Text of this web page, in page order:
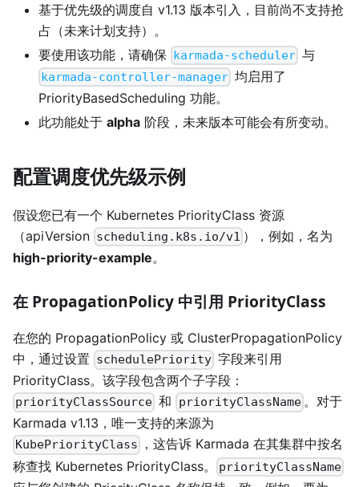
基于优先级的调度自 v1.13 版本引入，目前尚不支持抢
占（未来计划支持）。
要使用该功能，请确保 karmada-scheduler 与
karmada-controller-manager 均启用了
PriorityBasedScheduling 功能。
此功能处于 alpha 阶段，未来版本可能会有所变动。
配置调度优先级示例
假设您已有一个 Kubernetes PriorityClass 资源
（apiVersion scheduling.k8s.io/v1 ），例如，名为
high-priority-example。
在 PropagationPolicy 中引用 PriorityClass
在您的 PropagationPolicy 或 ClusterPropagationPolicy
中，通过设置 schedulePriority 字段来引用
PriorityClass。该字段包含两个子字段：
priorityClassSource 和 priorityClassName 。对于
Karmada v1.13，唯一支持的来源为
KubePriorityClass
，这告诉 Karmada 在其集群中按名
称查找 Kubernetes PriorityClass。
priorityClassName